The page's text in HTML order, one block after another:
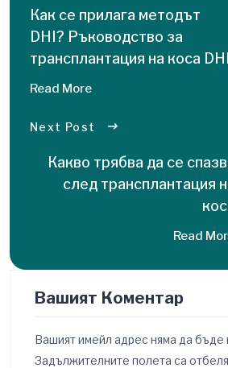
Как се прилага методът
DHI? Ръководство за
трансплантация на коса DHI
Read More
Next Post
Какво трябва да се
след трансплантация
Read
Вашият Коментар
Вашият имейл адрес няма да бъде
Задължителните полета са